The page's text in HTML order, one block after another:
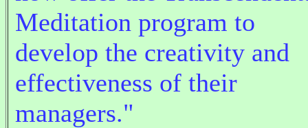
Meditation program to
develop the creativity and
effectiveness of their
managers."